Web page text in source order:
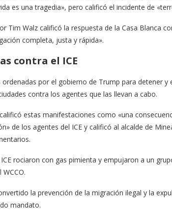
es una tragedia», pero calificó el incidente de
Tim Walz calificó la respuesta de la Casa Blanca
completa, justa y rápida».
contra el ICE
ordenadas por el gobierno de Trump para detener
contra los agentes que las llevan a cabo.
estas manifestaciones como «una
de los agentes del ICE y calificó al alcalde de
rociaron con gas pimienta y empujaron a un
la prevención de la migración ilegal y la
mandato.